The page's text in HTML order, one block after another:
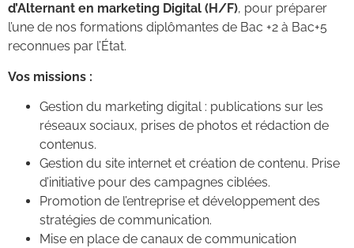
d’Alternant en marketing Digital (H/F), pour préparer
l’une de nos formations diplômantes de Bac +2 à Bac+5
reconnues par l’État.
Vos missions :
Gestion du marketing digital : publications sur les
réseaux sociaux, prises de photos et rédaction de
contenus.
Gestion du site internet et création de contenu. Prise
d’initiative pour des campagnes ciblées.
Promotion de l’entreprise et développement des
stratégies de communication.
Mise en place de canaux de communication